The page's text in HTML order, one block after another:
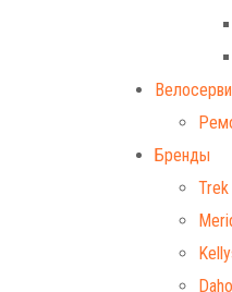
Бренды
Trek